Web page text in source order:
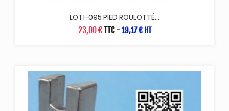
LOT1-095 PIED ROULOTTÉ...
23,00 €TTC-19,17 € HT